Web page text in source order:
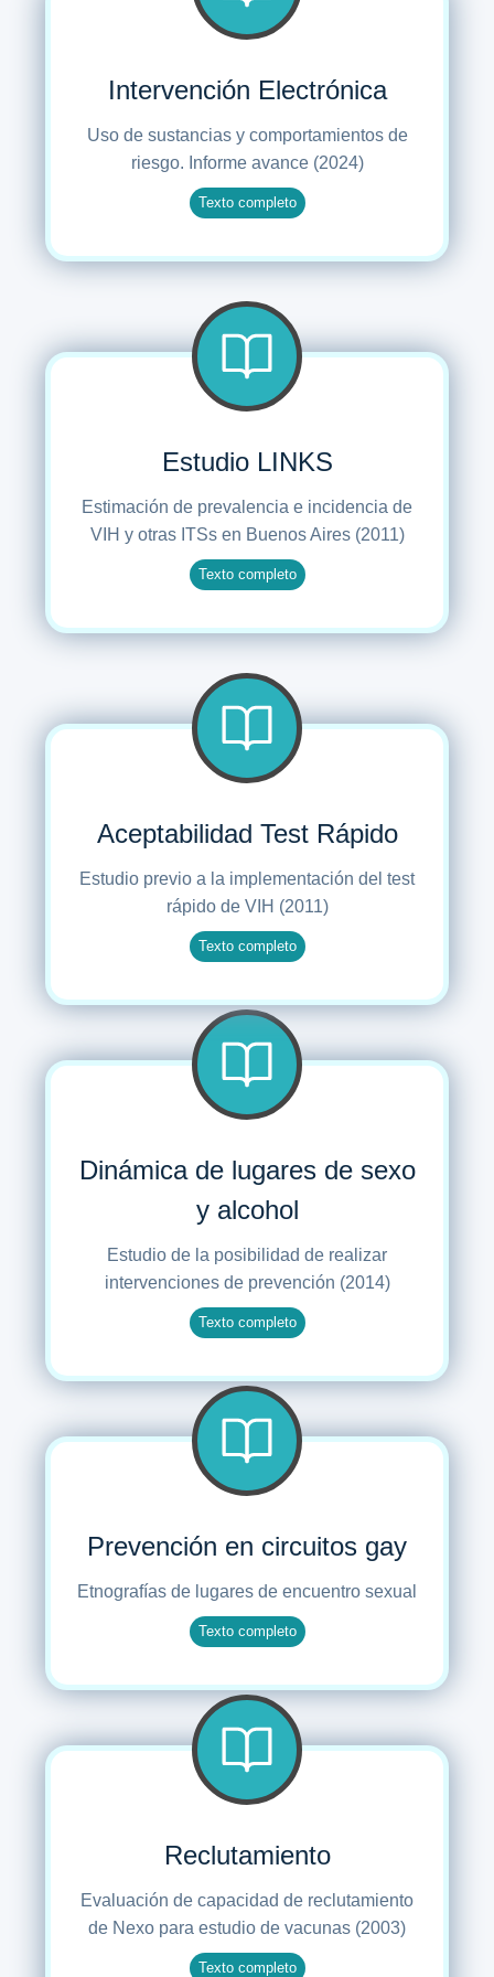
Intervención Electrónica
Uso de sustancias y comportamientos de
riesgo. Informe avance (2024)
Texto completo
Estudio LINKS
Estimación de prevalencia e incidencia de
VIH y otras ITSs en Buenos Aires (2011)
Texto completo
Aceptabilidad Test Rápido
Estudio previo a la implementación del test
rápido de VIH (2011)
Texto completo
Dinámica de lugares de sexo
y alcohol
Estudio de la posibilidad de realizar
intervenciones de prevención (2014)
Texto completo
Prevención en circuitos gay
Etnografías de lugares de encuentro sexual
Texto completo
Reclutamiento
Evaluación de capacidad de reclutamiento
de Nexo para estudio de vacunas (2003)
Texto completo